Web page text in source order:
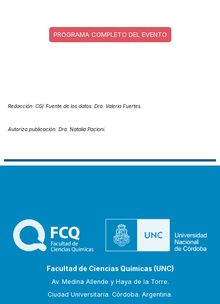
PROGRAMA COMPLETO DEL EVENTO
Redacción: CG/ Fuente de los datos: Dra. Valeria Fuertes.
Autoriza publicación: Dra. Natalia Pacioni.
Facultad de Ciencias Químicas (UNC)
Av. Medina Allende y Haya de la Torre.
Ciudad Universitaria. Córdoba. Argentina.